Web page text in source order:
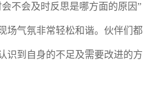
不会及时反思是哪方面的原因”
场气氛非常轻松和谐。伙伴们都
识到自身的不足及需要改进的方